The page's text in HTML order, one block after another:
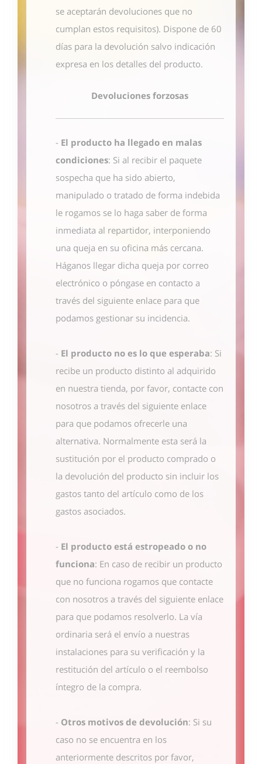
se aceptarán devoluciones que no
cumplan estos requisitos). Dispone de 60
días para la devolución salvo indicación
expresa en los detalles del producto.
Devoluciones forzosas
- El producto ha llegado en malas
condiciones: Si al recibir el paquete
sospecha que ha sido abierto,
manipulado o tratado de forma indebida
le rogamos se lo haga saber de forma
inmediata al repartidor, interponiendo
una queja en su oficina más cercana.
Háganos llegar dicha queja por correo
electrónico o póngase en contacto a
través del siguiente enlace para que
podamos gestionar su incidencia.
- El producto no es lo que esperaba: Si
recibe un producto distinto al adquirido
en nuestra tienda, por favor, contacte con
nosotros a través del siguiente enlace
para que podamos ofrecerle una
alternativa. Normalmente esta será la
sustitución por el producto comprado o
la devolución del producto sin incluir los
gastos tanto del artículo como de los
gastos asociados.
- El producto está estropeado o no
funciona: En caso de recibir un producto
que no funciona rogamos que contacte
con nosotros a través del siguiente enlace
para que podamos resolverlo. La vía
ordinaria será el envío a nuestras
instalaciones para su verificación y la
restitución del artículo o el reembolso
íntegro de la compra.
- Otros motivos de devolución: Si su
caso no se encuentra en los
anteriormente descritos por favor,